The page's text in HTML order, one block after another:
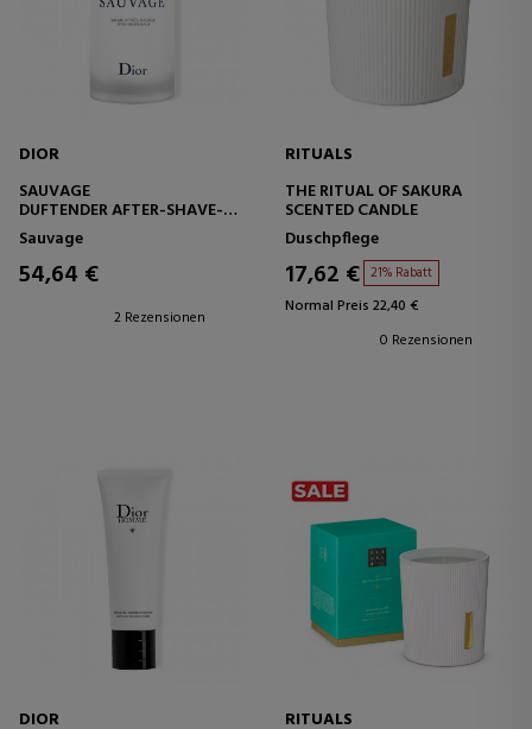
DIOR
SAUVAGE
DUFTENDER AFTER-SHAVE-
BALSAM – BERUHIGT UND
SPENDET FEUCHTIGKEIT
Sauvage
54,64 €
2 Rezensionen
RITUALS
THE RITUAL OF SAKURA
SCENTED CANDLE
Duschpflege
17,62 € 21% Rabatt
Normal Preis 22,40 €
0 Rezensionen
DIOR
RITUALS